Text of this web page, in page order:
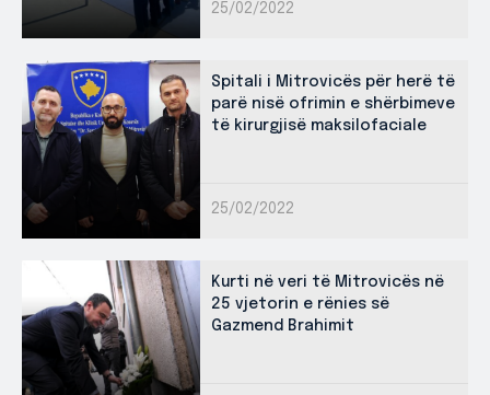
25/02/2022
Spitali i Mitrovicës për herë të
parë nisë ofrimin e shërbimeve
të kirurgjisë maksilofaciale
25/02/2022
Kurti në veri të Mitrovicës në
25 vjetorin e rënies së
Gazmend Brahimit